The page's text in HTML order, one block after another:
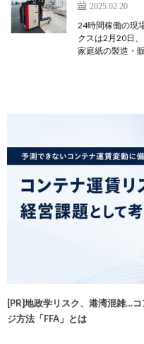
2025.02.20
24時間稼働の現
クスは2月20日
家庭紙の製造・
[PR]地政学リスク、港湾混雑…
ジ方法「FFA」とは